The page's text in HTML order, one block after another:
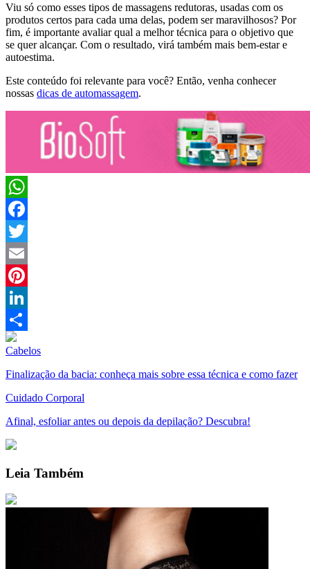
Viu só como esses tipos de massagens redutoras, usadas com os
produtos certos para cada uma delas, podem ser maravilhosos? Por
fim, é importante avaliar qual a melhor técnica para o objetivo que
se quer alcançar. Com o resultado, virá também mais bem-estar e
autoestima.
Este conteúdo foi relevante para você? Então, venha conhecer
nossas dicas de automassagem.
WhatsApp
Facebook
Twitter
Email
Pinterest
LinkedIn
Compartilhar
Cabelos
Finalização da bacia: conheça mais sobre essa técnica e como fazer
Cuidado Corporal
Afinal, esfoliar antes ou depois da depilação? Descubra!
Leia Também